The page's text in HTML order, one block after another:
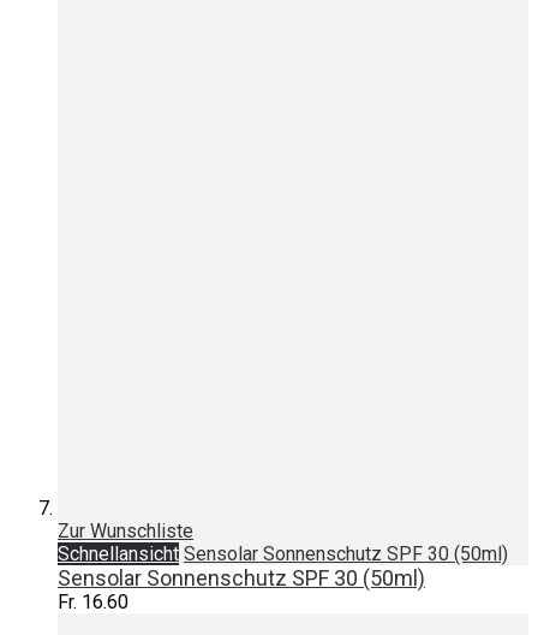
Zur Wunschliste
Schnellansicht Sensolar Sonnenschutz SPF 30 (50ml)
Sensolar Sonnenschutz SPF 30 (50ml)
Fr. 16.60